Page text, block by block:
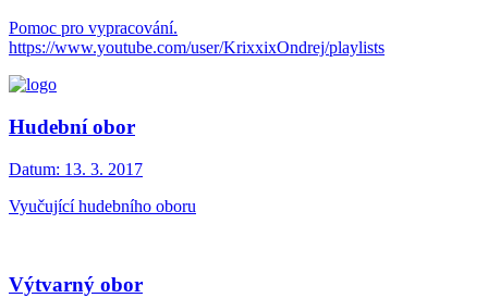
Pomoc pro vypracování.
https://www.youtube.com/user/KrixxixOndrej/playlists
Hudební obor
Datum: 13. 3. 2017
Vyučující hudebního oboru
Výtvarný obor